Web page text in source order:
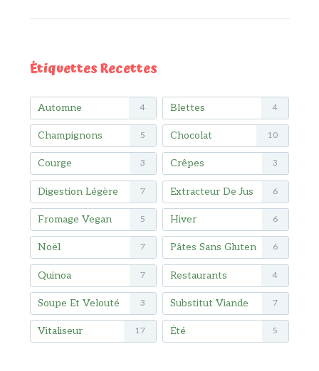
Étiquettes Recettes
Automne 4 Blettes 4
Champignons 5 Chocolat 10
Courge 3 Crêpes 3
Digestion Légère 7 Extracteur De Jus 6
Fromage Vegan 5 Hiver 6
Noël 7 Pâtes Sans Gluten 6
Quinoa 7 Restaurants 4
Soupe Et Velouté 3 Substitut Viande 7
Vitaliseur 17 Été 5